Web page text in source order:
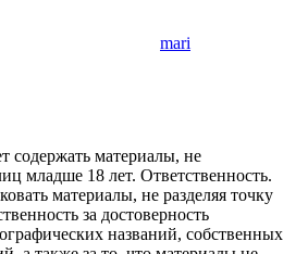
mari
содержать материалы, не
младше 18 лет. Ответственность.
материалы, не разделяя точку
за достоверность
названий, собственных